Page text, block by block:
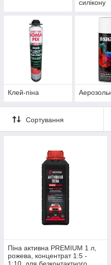
силікону
Клей-піна
Сортування
Піна активна PREMIUM 1 л,
рожева, концентрат 1:5 -